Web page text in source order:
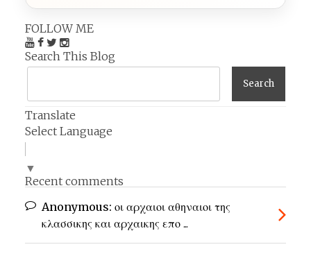
FOLLOW ME
Search This Blog
Translate
Select Language
▼
Recent comments
Anonymous: οι αρχαιοι αθηναιοι της
κλασσικης και αρχαικης επο ...